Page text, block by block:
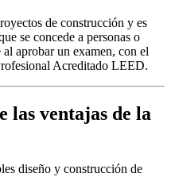
de construcción y es
se concede a personas o
aprobar un examen, con el
Acreditado LEED.
las ventajas de la
diseño y construcción de